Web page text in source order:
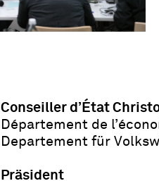
Conseiller d ’ État
Département de l’
Departement für
Präsident